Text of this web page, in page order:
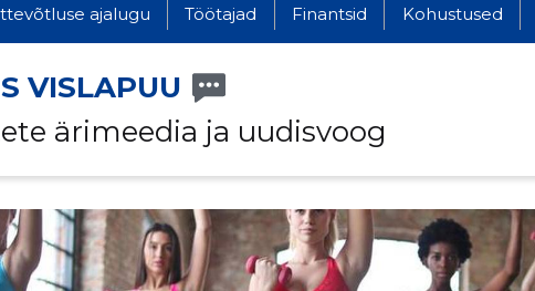
ajalugu Töötajad Finantsid Kohustused
VISLAPUU
ärimeedia ja uudisvoog